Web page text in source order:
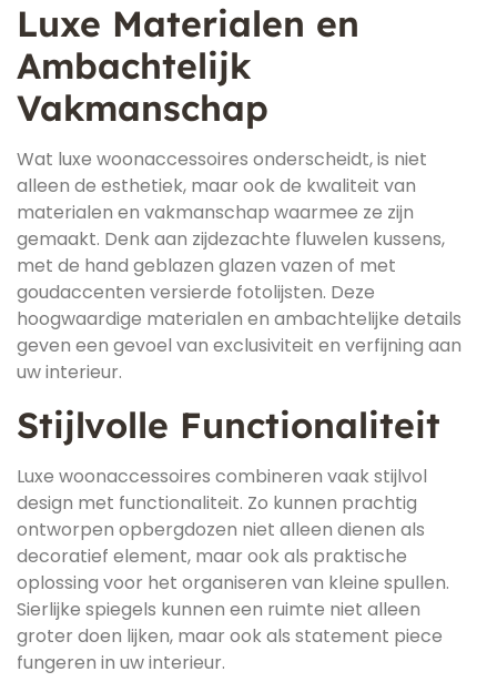
Luxe Materialen en
Ambachtelijk
Vakmanschap
Wat luxe woonaccessoires onderscheidt, is niet
alleen de esthetiek, maar ook de kwaliteit van
materialen en vakmanschap waarmee ze zijn
gemaakt. Denk aan zijdezachte fluwelen kussens,
met de hand geblazen glazen vazen of met
goudaccenten versierde fotolijsten. Deze
hoogwaardige materialen en ambachtelijke details
geven een gevoel van exclusiviteit en verfijning aan
uw interieur.
Stijlvolle Functionaliteit
Luxe woonaccessoires combineren vaak stijlvol
design met functionaliteit. Zo kunnen prachtig
ontworpen opbergdozen niet alleen dienen als
decoratief element, maar ook als praktische
oplossing voor het organiseren van kleine spullen.
Sierlijke spiegels kunnen een ruimte niet alleen
groter doen lijken, maar ook als statement piece
fungeren in uw interieur.